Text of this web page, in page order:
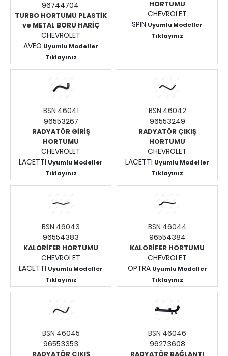
96744704
TURBO HORTUMU PLASTİK
ve METAL BORU HARİÇ
CHEVROLET
AVEO Uyumlu Modeller
Tıklayınız
Fiyatları Görmek İçin
Giriş Yapınız.
HORTUMU
CHEVROLET
SPIN Uyumlu Modeller
Tıklayınız
Giriş Yapınız.
BSN 46041
96553267
RADYATÖR GİRİŞ
HORTUMU
CHEVROLET
LACETTI Uyumlu Modeller
Tıklayınız
Fiyatları Görmek İçin
Giriş Yapınız.
BSN 46042
96553249
RADYATÖR ÇIKIŞ
HORTUMU
CHEVROLET
LACETTI Uyumlu Modeller
Tıklayınız
Fiyatları Görmek İçin
Giriş Yapınız.
BSN 46043
96554383
KALORİFER HORTUMU
CHEVROLET
LACETTI Uyumlu Modeller
Tıklayınız
Fiyatları Görmek İçin
Giriş Yapınız.
BSN 46044
96554384
KALORİFER HORTUMU
CHEVROLET
OPTRA Uyumlu Modeller
Tıklayınız
Fiyatları Görmek İçin
Giriş Yapınız.
BSN 46045
96553353
BSN 46046
96273608